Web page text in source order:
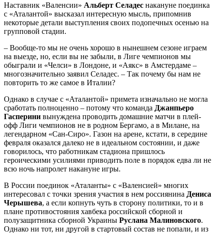
Наставник «Валенсии» Альберт Селадес накануне поединка
с «Аталантой» высказал интересную мысль, припомнив
некоторые детали выступления своих подопечных осенью на
групповой стадии.
– Вообще-то мы не очень хорошо в нынешнем сезоне играем
на выезде, но, если вы не забыли, в Лиге чемпионов мы
обыграли и «Челси» в Лондоне, и «Аякс» в Амстердаме –
многозначительно заявил Селадес. – Так почему бы нам не
повторить то же самое в Италии?
Однако в случае с «Аталантой» примета изначально не могла
сработать полноценно – потому что команда Джанпьеро
Гасперини вынуждена проводить домашние матчи в плей-
офф Лиги чемпионов не в родном Бергамо, а в Милане, на
легендарном «Сан-Сиро». Газон на арене, кстати, в середине
февраля оказался далеко не в идеальном состоянии, и даже
говорилось, что работникам стадиона пришлось
героическими усилиями приводить поле в порядок едва ли не
всю ночь напролет накануне игры.
В России поединок «Аталанты» с «Валенсией» многих
интересовал с точки зрения участия в нем россиянина Дениса
Черышева, а если копнуть чуть в сторону политики, то и в
плане противостояния хавбека российской сборной и
полузащитника сборной Украины Руслана Малиновского.
Однако ни тот, ни другой в стартовый состав не попали, и из